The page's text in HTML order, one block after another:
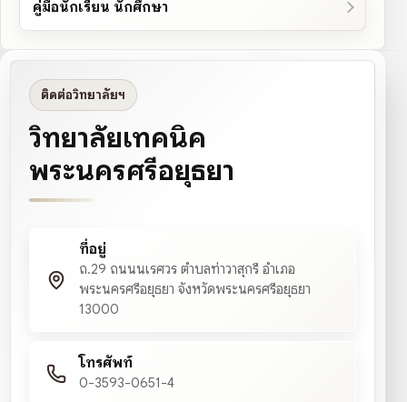
คู่มือนักเรียน นักศึกษา
ติดต่อวิทยาลัยฯ
วิทยาลัยเทคนิค
พระนครศรีอยุธยา
ที่อยู่
ถ.29 ถนนนเรศวร ตำบลท่าวาสุกรี อำเภอ
พระนครศรีอยุธยา จังหวัดพระนครศรีอยุธยา
13000
โทรศัพท์
0-3593-0651-4